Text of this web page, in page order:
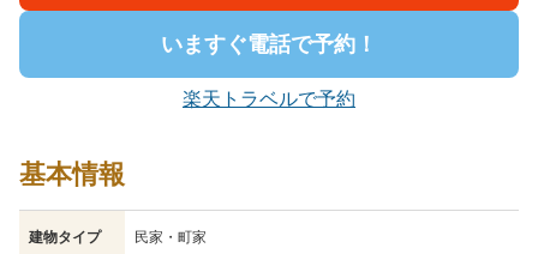
いますぐ電話で予約！
楽天トラベルで予約
基本情報
建物タイプ 民家・町家